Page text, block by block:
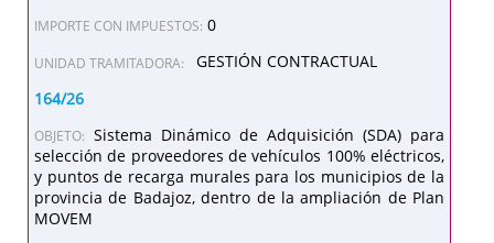
IMPORTE CON IMPUESTOS: 0
UNIDAD TRAMITADORA:
GESTIÓN CONTRACTUAL
164/26
OBJETO:
Sistema Dinámico de Adquisición (SDA) para
selección de proveedores de vehículos 100% eléctricos,
y puntos de recarga murales para los municipios de la
provincia de Badajoz, dentro de la ampliación de Plan
MOVEM